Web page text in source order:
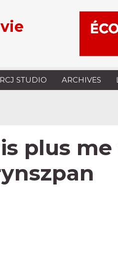
RCJ STUDIO ARCHIVES
plus me